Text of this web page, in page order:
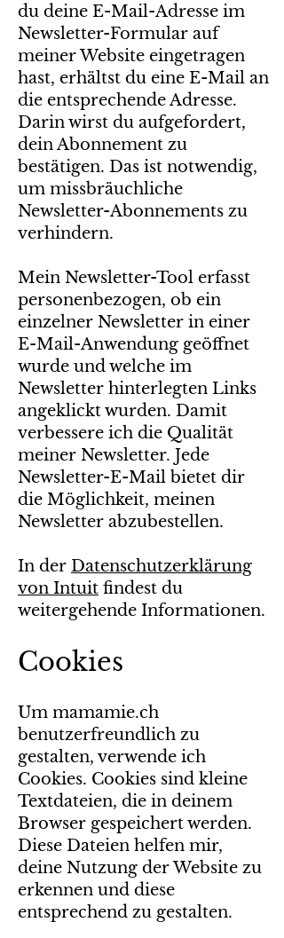
du deine E-Mail-Adresse im
Newsletter-Formular auf
meiner Website eingetragen
hast, erhältst du eine E-Mail an
die entsprechende Adresse.
Darin wirst du aufgefordert,
dein Abonnement zu
bestätigen. Das ist notwendig,
um missbräuchliche
Newsletter-Abonnements zu
verhindern.
Mein Newsletter-Tool erfasst
personenbezogen, ob ein
einzelner Newsletter in einer
E-Mail-Anwendung geöffnet
wurde und welche im
Newsletter hinterlegten Links
angeklickt wurden. Damit
verbessere ich die Qualität
meiner Newsletter. Jede
Newsletter-E-Mail bietet dir
die Möglichkeit, meinen
Newsletter abzubestellen.
In der Datenschutzerklärung
von Intuit findest du
weitergehende Informationen.
Cookies
Um mamamie.ch
benutzerfreundlich zu
gestalten, verwende ich
Cookies. Cookies sind kleine
Textdateien, die in deinem
Browser gespeichert werden.
Diese Dateien helfen mir,
deine Nutzung der Website zu
erkennen und diese
entsprechend zu gestalten.